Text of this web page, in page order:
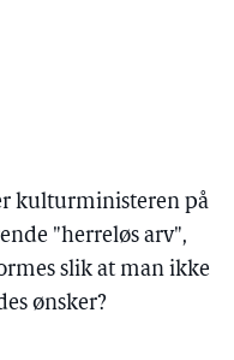
kulturministeren på
"herreløs arv",
slik at man ikke
ønsker?